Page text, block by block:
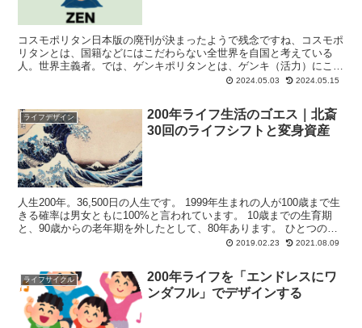
コスモポリタン日本版の廃刊が決まったようで残念ですね、コスモポ
リタンとは、国籍などにはこだわらない全世界を自国と考えている
人。世界主義者。では、ゲンキポリタンとは、ゲンキ（活力）にこだ
わるポジティブな元気主義者。自由で豊かなライフシフトに欠...
2024.05.03 2024.05.15
ライフデザイン
200年ライフ生活のゴエス｜北斎
30回のライフシフトと変身資産
人生200年。36,500日の人生です。 1999年生まれの人が100歳まで生
きる確率は男女ともに100%と言われています。 10歳までの生育期
と、90歳からの老年期を外したとして、80年あります。 ひとつのこ
2019.02.23 2021.08.09
ライフサイクル
200年ライフを「エンドレスにワ
ンダフル」でデザインする